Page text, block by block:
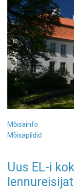
Mõisainfo
Mõisapildid
Uus EL-i